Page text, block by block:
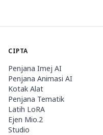
CIPTA
Penjana Imej AI
Penjana Animasi AI
Kotak Alat
Penjana Tematik
Latih LoRA
Ejen Mio.2
Studio